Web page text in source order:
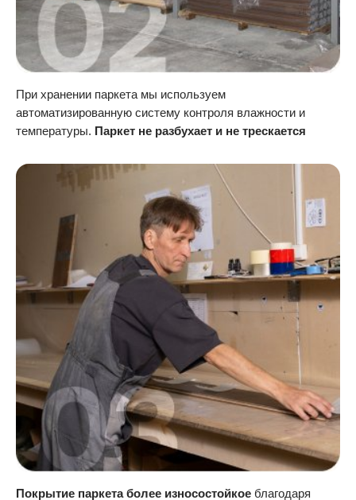
При хранении паркета мы используем
автоматизированную систему контроля влажности и
температуры. Паркет не разбухает и не трескается
Покрытие паркета более износостойкое благодаря